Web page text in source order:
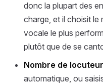
donc la plupart des
charge, et il choisit le
vocale le plus
plutôt que de se
Nombre de
automatique, ou